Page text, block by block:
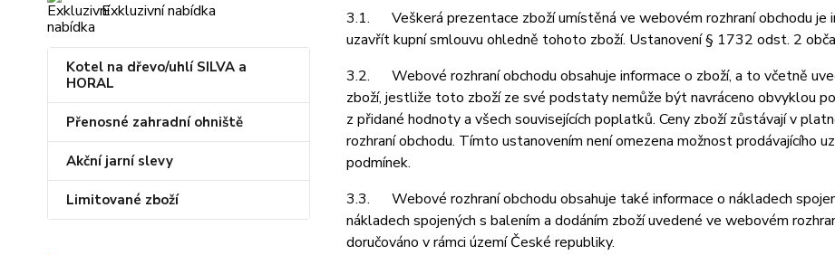
Exkluzivní nabídka
Kotel na dřevo/uhlí SILVA a
HORAL
Přenosné zahradní ohniště
Akční jarní slevy
Limitované zboží
3.1. Veškerá prezentace zboží umístěná ve webovém rozhraní obchodu je
uzavřít kupní smlouvu ohledně tohoto zboží. Ustanovení § 1732 odst. 2
3.2. Webové rozhraní obchodu obsahuje informace o zboží, a to včetně
zboží, jestliže toto zboží ze své podstaty nemůže být navráceno obvyklou
z přidané hodnoty a všech souvisejících poplatků. Ceny zboží zůstávají v
rozhraní obchodu. Tímto ustanovením není omezena možnost prodávajícího
podmínek.
3.3. Webové rozhraní obchodu obsahuje také informace o nákladech
nákladech spojených s balením a dodáním zboží uvedené ve webovém
doručováno v rámci území České republiky.